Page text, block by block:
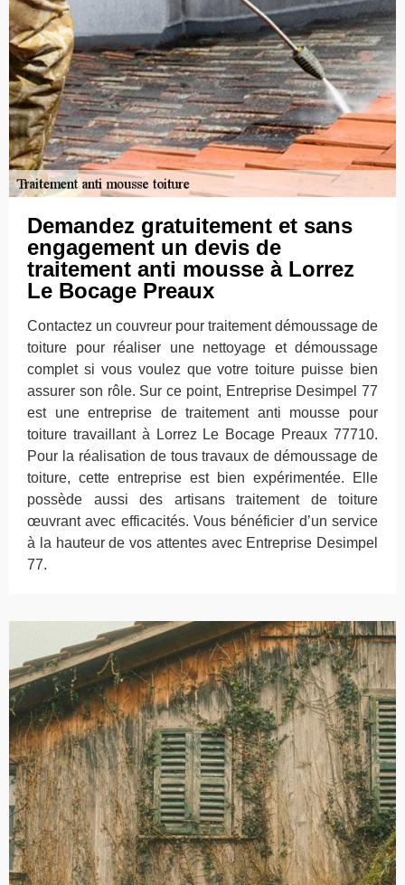
Demandez gratuitement et sans
engagement un devis de
traitement anti mousse à Lorrez
Le Bocage Preaux
Contactez un couvreur pour traitement démoussage de
toiture pour réaliser une nettoyage et démoussage
complet si vous voulez que votre toiture puisse bien
assurer son rôle. Sur ce point, Entreprise Desimpel 77
est une entreprise de traitement anti mousse pour
toiture travaillant à Lorrez Le Bocage Preaux 77710.
Pour la réalisation de tous travaux de démoussage de
toiture, cette entreprise est bien expérimentée. Elle
possède aussi des artisans traitement de toiture
œuvrant avec efficacités. Vous bénéficier d’un service
à la hauteur de vos attentes avec Entreprise Desimpel
77.